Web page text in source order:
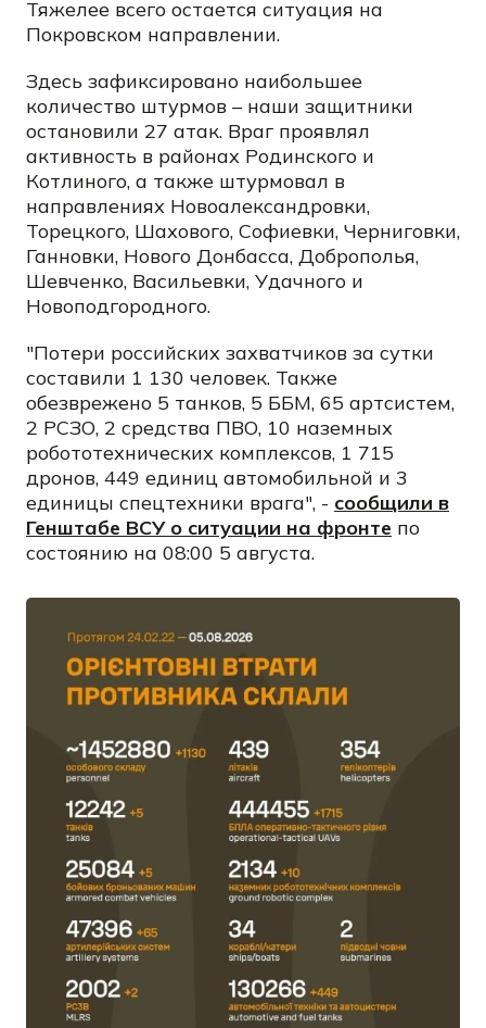
Тяжелее всего остается ситуация на
Покровском направлении.
Здесь зафиксировано наибольшее
количество штурмов – наши защитники
остановили 27 атак. Враг проявлял
активность в районах Родинского и
Котлиного, а также штурмовал в
направлениях Новоалександровки,
Торецкого, Шахового, Софиевки, Черниговки,
Ганновки, Нового Донбасса, Доброполья,
Шевченко, Васильевки, Удачного и
Новоподгородного.
"Потери российских захватчиков за сутки
составили 1 130 человек. Также
обезврежено 5 танков, 5 ББМ, 65 артсистем,
2 РСЗО, 2 средства ПВО, 10 наземных
робототехнических комплексов, 1 715
дронов, 449 единиц автомобильной и 3
единицы спецтехники врага", - сообщили в
Генштабе ВСУ о ситуации на фронте по
состоянию на 08:00 5 августа.